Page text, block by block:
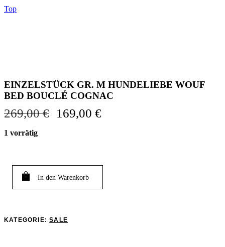
Top
EINZELSTÜCK GR. M HUNDELIEBE WOUF
BED BOUCLÉ COGNAC
269,00€ Ursprünglicher
169,00 €Aktueller
1 vorrätig
In den Warenkorb
KATEGORIE:SALE